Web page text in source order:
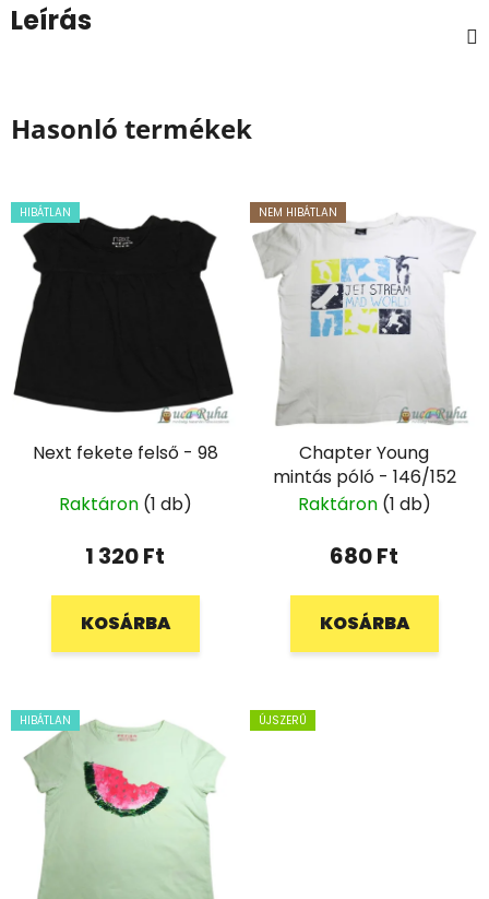
Leírás
Hasonló termékek
HIBÁTLAN
Next fekete felső - 98
Raktáron (1 db)
1 320 Ft
KOSÁRBA
NEM HIBÁTLAN
Chapter Young
mintás póló - 146/152
Raktáron (1 db)
680 Ft
KOSÁRBA
HIBÁTLAN ÚJSZERŰ